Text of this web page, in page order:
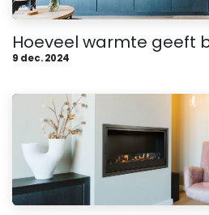
Hoeveel warmte geeft
9 dec. 2024